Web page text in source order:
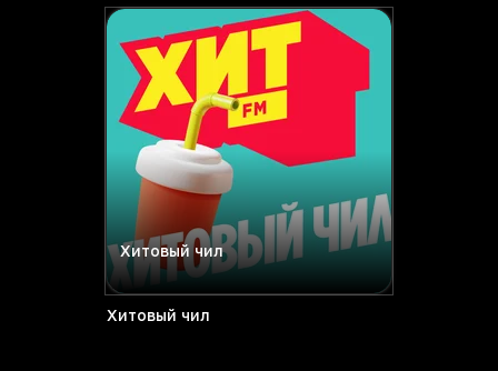
Хитовый чил
Хитовый чил